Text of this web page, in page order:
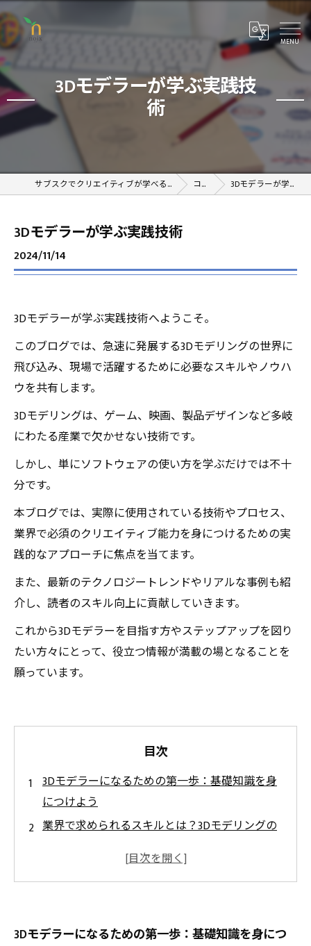
3Dモデラーが学ぶ実践技
術
サブスクでクリエイティブが学べるオンラインスクール コラム 3Dモデラーが学ぶ実践技術
3Dモデラーが学ぶ実践技術
2024/11/14
3Dモデラーが学ぶ実践技術へようこそ。
このブログでは、急速に発展する3Dモデリングの世界に
飛び込み、現場で活躍するために必要なスキルやノウハ
ウを共有します。
3Dモデリングは、ゲーム、映画、製品デザインなど多岐
にわたる産業で欠かせない技術です。
しかし、単にソフトウェアの使い方を学ぶだけでは不十
分です。
本ブログでは、実際に使用されている技術やプロセス、
業界で必須のクリエイティブ能力を身につけるための実
践的なアプローチに焦点を当てます。
また、最新のテクノロジートレンドやリアルな事例も紹
介し、読者のスキル向上に貢献していきます。
これから3Dモデラーを目指す方やステップアップを図り
たい方々にとって、役立つ情報が満載の場となることを
願っています。
目次
3Dモデラーになるための第一歩：基礎知識を身
につけよう
業界で求められるスキルとは？3Dモデリングの
クリエイティブ能力を育てる：3Dモデラーの秘
3Dモデリング
3Dモデラーになるための第一歩：基礎知識を身につ